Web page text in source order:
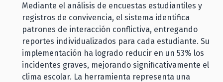
Mediante el análisis de encuestas estudiantiles y
registros de convivencia, el sistema identifica
patrones de interacción conflictiva, entregando
reportes individualizados para cada estudiante. Su
implementación ha logrado reducir en un 53% los
incidentes graves, mejorando significativamente el
clima escolar. La herramienta representa una